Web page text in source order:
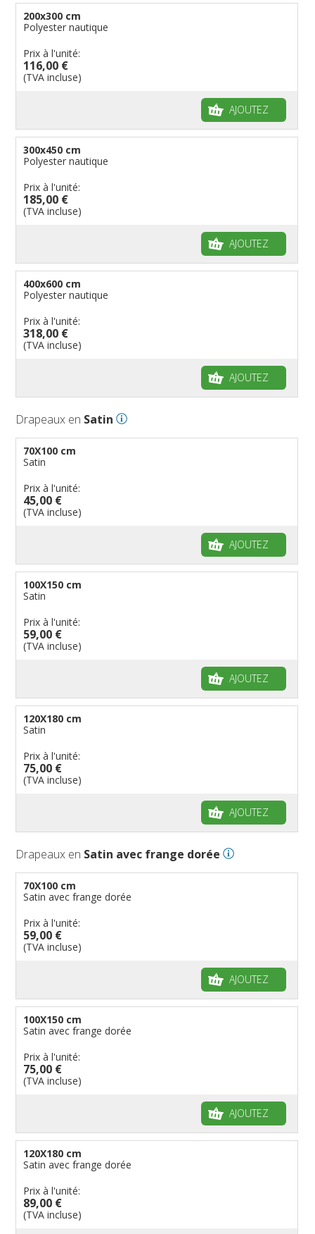
200x300 cm
Polyester nautique
Prix à l'unité:
116,00 €
(TVA incluse)
AJOUTEZ
300x450 cm
Polyester nautique
Prix à l'unité:
185,00 €
(TVA incluse)
AJOUTEZ
400x600 cm
Polyester nautique
Prix à l'unité:
318,00 €
(TVA incluse)
AJOUTEZ
Drapeaux en Satin
70X100 cm
Satin
Prix à l'unité:
45,00 €
(TVA incluse)
AJOUTEZ
100X150 cm
Satin
Prix à l'unité:
59,00 €
(TVA incluse)
AJOUTEZ
120X180 cm
Satin
Prix à l'unité:
75,00 €
(TVA incluse)
AJOUTEZ
Drapeaux en Satin avec frange dorée
70X100 cm
Satin avec frange dorée
Prix à l'unité:
59,00 €
(TVA incluse)
AJOUTEZ
100X150 cm
Satin avec frange dorée
Prix à l'unité:
75,00 €
(TVA incluse)
AJOUTEZ
120X180 cm
Satin avec frange dorée
Prix à l'unité:
89,00 €
(TVA incluse)